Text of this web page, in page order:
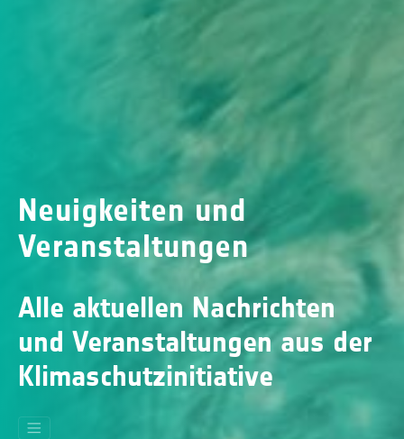
Neuigkeiten und
Veranstaltungen
Alle aktuellen Nachrichten
und Veranstaltungen aus der
Klimaschutzinitiative